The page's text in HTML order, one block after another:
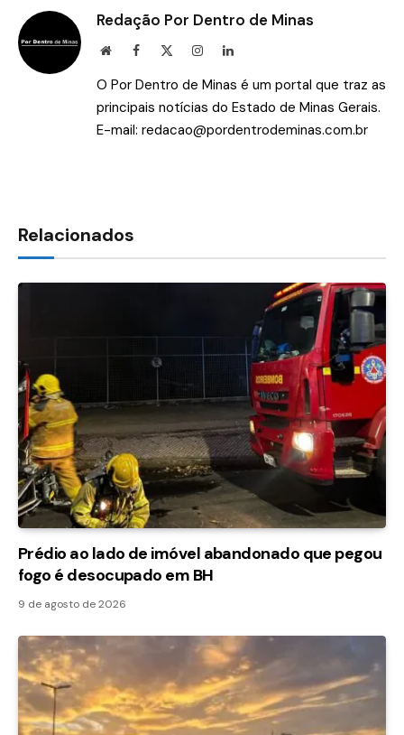
Redação Por Dentro de Minas
Site Facebook InstagramLinkedIn
O Por Dentro de Minas é um portal que traz as
principais notícias do Estado de Minas Gerais.
E-mail: redacao@pordentrodeminas.com.br
Relacionados
Prédio ao lado de imóvel abandonado que pegou
fogo é desocupado em BH
9 de agosto de 2026